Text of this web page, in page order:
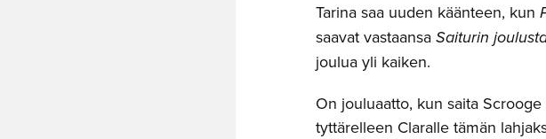
Tarina saa uuden käänteen, kun
saavat vastaansa Saiturin
joulua yli kaiken.
On jouluaatto, kun saita
tyttärelleen Claralle tämän